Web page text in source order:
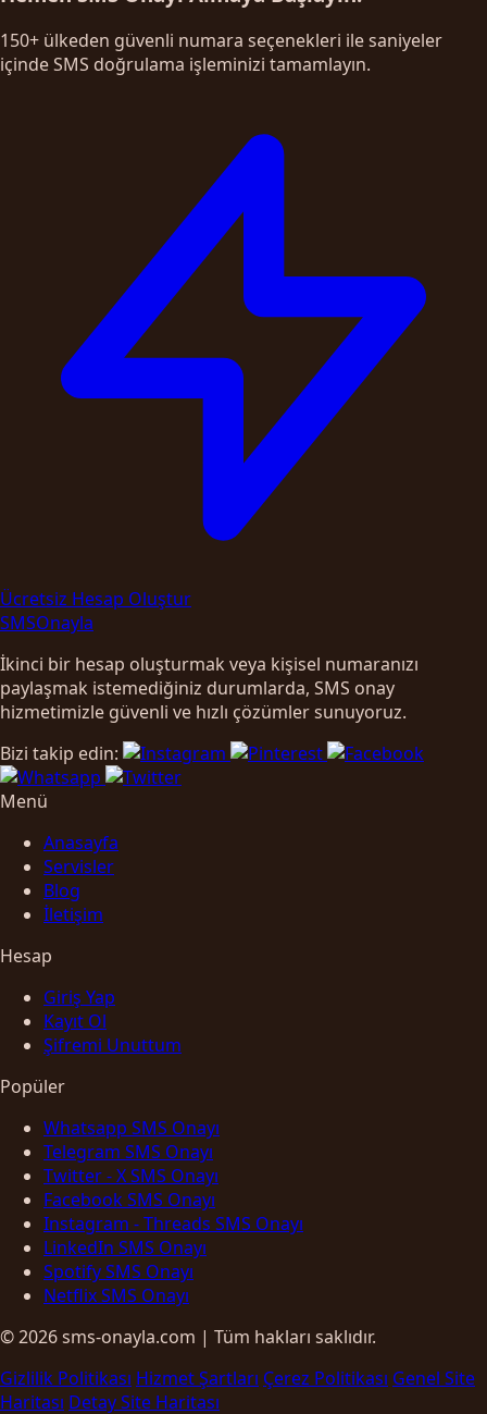
150+ ülkeden güvenli numara seçenekleri ile saniyeler
içinde SMS doğrulama işleminizi tamamlayın.
Ücretsiz Hesap Oluştur
SMSOnayla
İkinci bir hesap oluşturmak veya kişisel numaranızı
paylaşmak istemediğiniz durumlarda, SMS onay
hizmetimizle güvenli ve hızlı çözümler sunuyoruz.
Bizi takip edin:
Menü
Anasayfa
Servisler
Blog
İletişim
Hesap
Giriş Yap
Kayıt Ol
Şifremi Unuttum
Popüler
Whatsapp SMS Onayı
Telegram SMS Onayı
Twitter - X SMS Onayı
Facebook SMS Onayı
Instagram - Threads SMS Onayı
LinkedIn SMS Onayı
Spotify SMS Onayı
Netflix SMS Onayı
© 2026 sms-onayla.com | Tüm hakları saklıdır.
Gizlilik Politikası Hizmet Şartları Çerez Politikası Genel Site
Haritası Detay Site Haritası